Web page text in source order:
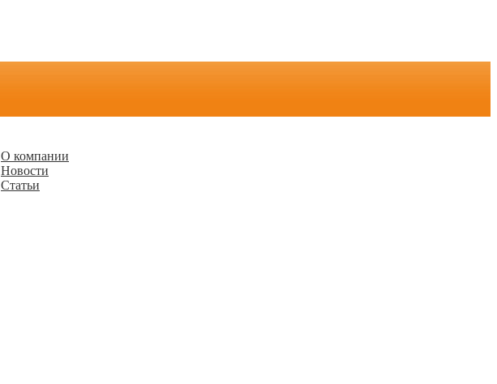
О компании
Новости
Статьи